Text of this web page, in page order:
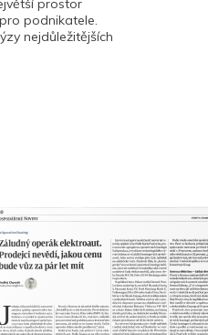
prostor
podnikatele.
nejdůležitějších